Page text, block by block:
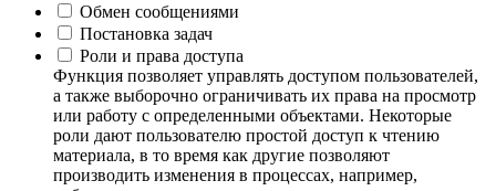
Обмен сообщениями
Постановка задач
Роли и права доступа
Функция позволяет управлять доступом пользователей,
а также выборочно ограничивать их права на просмотр
или работу с определенными объектами. Некоторые
роли дают пользователю простой доступ к чтению
материала, в то время как другие позволяют
производить изменения в процессах, например,